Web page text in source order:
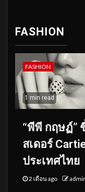
FASHION
FASHION
1 min read
“พีพี กฤษฏ์”
สเดอร์
ประเทศไทย
2 เดือน ago